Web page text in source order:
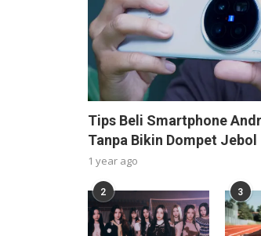
Tips Beli Smartphone
Tanpa Bikin Dompet Jebol
1 year ago
2 3